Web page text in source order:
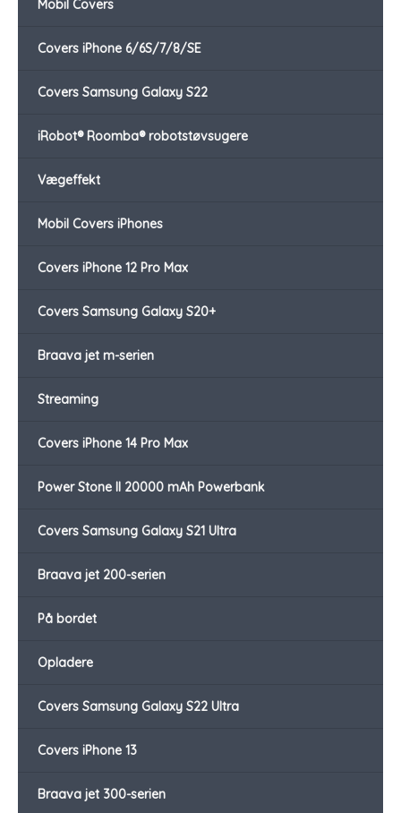
Mobil Covers
Covers iPhone 6/6S/7/8/SE
Covers Samsung Galaxy S22
iRobot® Roomba® robotstøvsugere
Vægeffekt
Mobil Covers iPhones
Covers iPhone 12 Pro Max
Covers Samsung Galaxy S20+
Braava jet m-serien
Streaming
Covers iPhone 14 Pro Max
Power Stone II 20000 mAh Powerbank
Covers Samsung Galaxy S21 Ultra
Braava jet 200-serien
På bordet
Opladere
Covers Samsung Galaxy S22 Ultra
Covers iPhone 13
Braava jet 300-serien